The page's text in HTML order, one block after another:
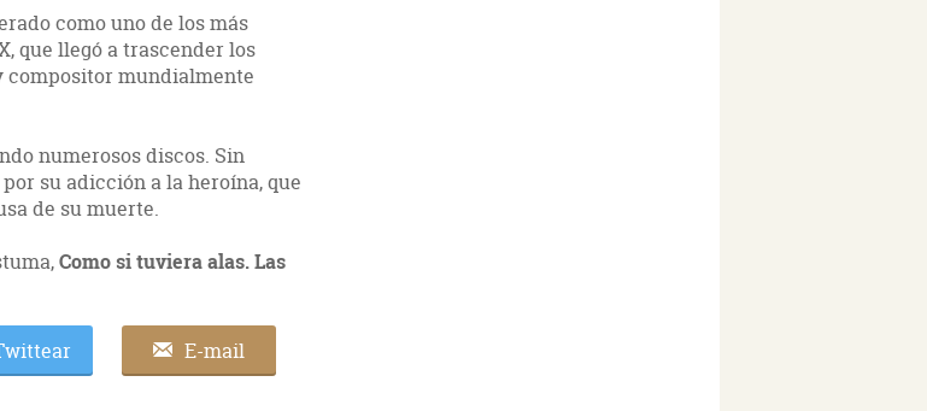
como uno de los más
que llegó a trascender los
compositor mundialmente
numerosos discos. Sin
su adicción a la heroína, que
de su muerte.
Como si tuviera alas. Las
E-mail